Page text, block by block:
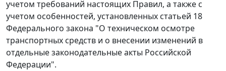
учетом требований настоящих Правил, а также с
учетом особенностей, установленных статьей 18
Федерального закона "О техническом осмотре
транспортных средств и о внесении изменений в
отдельные законодательные акты Российской
Федерации".